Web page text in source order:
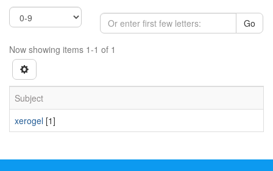
Go
Now showing items 1-1 of 1
Subject
xerogel [1]